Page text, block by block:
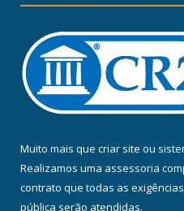
Muito mais que criar site ou
Realizamos uma assessoria
contrato que todas as
pública serão atendidas.